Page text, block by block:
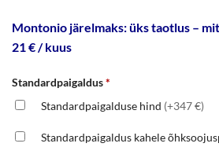
Montonio järelmaks: üks taotlus –
21 € / kuus
Standardpaigaldus*
Standardpaigalduse hind (+347 €)
Standardpaigaldus kahele